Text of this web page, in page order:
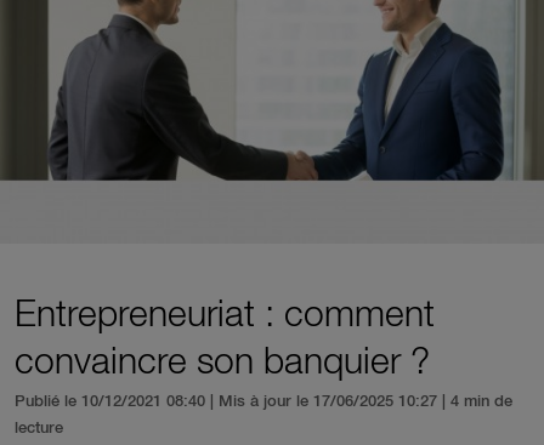
Entrepreneuriat : comment
convaincre son banquier ?
Publié le 10/12/2021 08:40 | Mis à jour le 17/06/2025 10:27
| 4 min de
lecture